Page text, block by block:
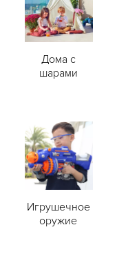
Дома с
шарами
Игрушечное
оружие